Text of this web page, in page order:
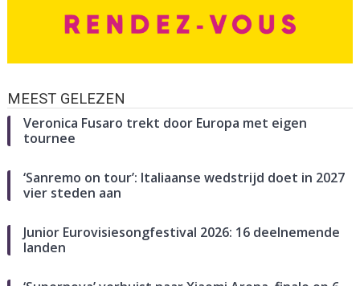
MEEST GELEZEN
Veronica Fusaro trekt door Europa met eigen
tournee
‘Sanremo on tour’: Italiaanse wedstrijd doet in 2027
vier steden aan
Junior Eurovisiesongfestival 2026: 16 deelnemende
landen